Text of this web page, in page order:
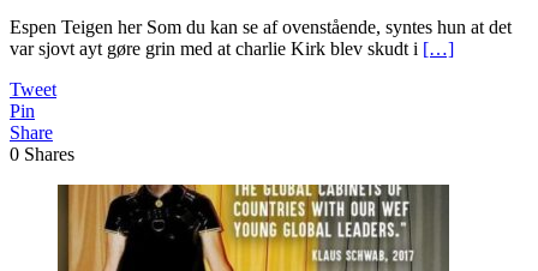
Espen Teigen her Som du kan se af ovenstående, syntes hun at det
var sjovt ayt gøre grin med at charlie Kirk blev skudt i […]
Tweet
Pin
Share
0 Shares